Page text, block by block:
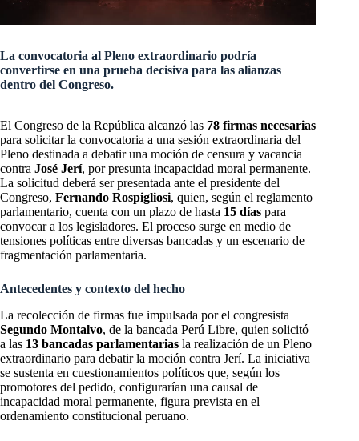
La convocatoria al Pleno extraordinario podría
convertirse en una prueba decisiva para las alianzas
dentro del Congreso.
El Congreso de la República alcanzó las 78 firmas necesarias
para solicitar la convocatoria a una sesión extraordinaria del
Pleno destinada a debatir una moción de censura y vacancia
contra José Jerí, por presunta incapacidad moral permanente.
La solicitud deberá ser presentada ante el presidente del
Congreso, Fernando Rospigliosi, quien, según el reglamento
parlamentario, cuenta con un plazo de hasta 15 días para
convocar a los legisladores. El proceso surge en medio de
tensiones políticas entre diversas bancadas y un escenario de
fragmentación parlamentaria.
Antecedentes y contexto del hecho
La recolección de firmas fue impulsada por el congresista
Segundo Montalvo, de la bancada Perú Libre, quien solicitó
a las 13 bancadas parlamentarias la realización de un Pleno
extraordinario para debatir la moción contra Jerí. La iniciativa
se sustenta en cuestionamientos políticos que, según los
promotores del pedido, configurarían una causal de
incapacidad moral permanente, figura prevista en el
ordenamiento constitucional peruano.